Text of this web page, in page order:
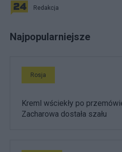
Redakcja
Najpopularniejsze
Rosja
Kreml wściekły po
Zacharowa dostała szału